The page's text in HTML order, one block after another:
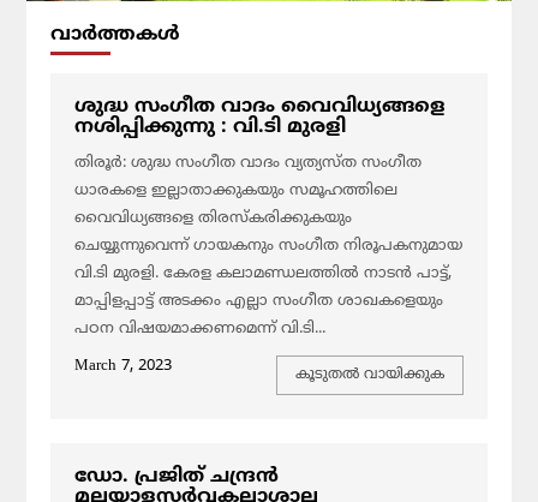
വാര്‍ത്തകള്‍
ശുദ്ധ സംഗീത വാദം വൈവിധ്യങ്ങളെ
നശിപ്പിക്കുന്നു : വി.ടി മുരളി
തിരൂർ: ശുദ്ധ സംഗീത വാദം വ്യത്യസ്ത സംഗീത
ധാരകളെ ഇല്ലാതാക്കുകയും സമൂഹത്തിലെ
വൈവിധ്യങ്ങളെ തിരസ്കരിക്കുകയും
ചെയ്യുന്നുവെന്ന് ഗായകനും സംഗീത നിരൂപകനുമായ
വി.ടി മുരളി. കേരള കലാമണ്ഡലത്തിൽ നാടൻ പാട്ട്,
മാപ്പിളപ്പാട്ട് അടക്കം എല്ലാ സംഗീത ശാഖകളെയും
പഠന വിഷയമാക്കണമെന്ന് വി.ടി...
March 7, 2023
കൂടുതല്‍ വായിക്കുക
ഡോ. പ്രജിത് ചന്ദ്രൻ
മലയാളസര്‍വകലാശാല